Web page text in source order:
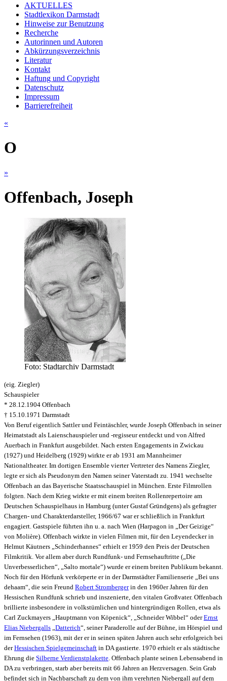
AKTUELLES
Stadtlexikon Darmstadt
Hinweise zur Benutzung
Recherche
Autorinnen und Autoren
Abkürzungsverzeichnis
Literatur
Kontakt
Haftung und Copyright
Datenschutz
Impressum
Barrierefreiheit
«
O
»
Offenbach, Joseph
Foto: Stadtarchiv Darmstadt
(eig. Ziegler)
Schauspieler
* 28.12.1904 Offenbach
† 15.10.1971 Darmstadt
Von Beruf eigentlich Sattler und Feintäschler, wurde Joseph Offenbach in seiner
Heimatstadt als Laienschauspieler und -regisseur entdeckt und von Alfred
Auerbach in Frankfurt ausgebildet. Nach ersten Engagements in Zwickau
(1927) und Heidelberg (1929) wirkte er ab 1931 am Mannheimer
Nationaltheater. Im dortigen Ensemble vierter Vertreter des Namens Ziegler,
legte er sich als Pseudonym den Namen seiner Vaterstadt zu. 1941 wechselte
Offenbach an das Bayerische Staatsschauspiel in München. Erste Filmrollen
folgten. Nach dem Krieg wirkte er mit einem breiten Rollenrepertoire am
Deutschen Schauspielhaus in Hamburg (unter Gustaf Gründgens) als gefragter
Chargen- und Charakterdarsteller, 1966/67 war er schließlich in Frankfurt
engagiert. Gastspiele führten ihn u. a. nach Wien (Harpagon in „Der Geizige“
von Molière). Offenbach wirkte in vielen Filmen mit, für den Leyendecker in
Helmut Käutners „Schinderhannes“ erhielt er 1959 den Preis der Deutschen
Filmkritik. Vor allem aber durch Rundfunk- und Fernsehauftritte („Die
Unverbesserlichen“, „Salto mortale“) wurde er einem breiten Publikum bekannt.
Noch für den Hörfunk verkörperte er in der Darmstädter Familienserie „Bei uns
dehaam“, die sein Freund Robert Strombergerin den 1960er Jahren für den
Hessischen Rundfunk schrieb und inszenierte, den vitalen Großvater. Offenbach
brillierte insbesondere in volkstümlichen und hintergründigen Rollen, etwa als
Carl Zuckmayers „Hauptmann von Köpenick“, „Schneider Wibbel“ oderErnst
Elias Niebergalls Datterich“, seiner Paraderolle auf der Bühne, im Hörspiel und
im Fernsehen (1963), mit der er in seinen späten Jahren auch sehr erfolgreich bei
derHessischen Spielgemeinschaft in DA gastierte. 1970 erhielt er als städtische
Ehrung die Silberne Verdienstplakette . Offenbach plante seinen Lebensabend in
DA zu verbringen, starb aber bereits mit 66 Jahren an Herzversagen. Sein Grab
befindet sich in Nachbarschaft zu dem von ihm verehrten Niebergall auf dem